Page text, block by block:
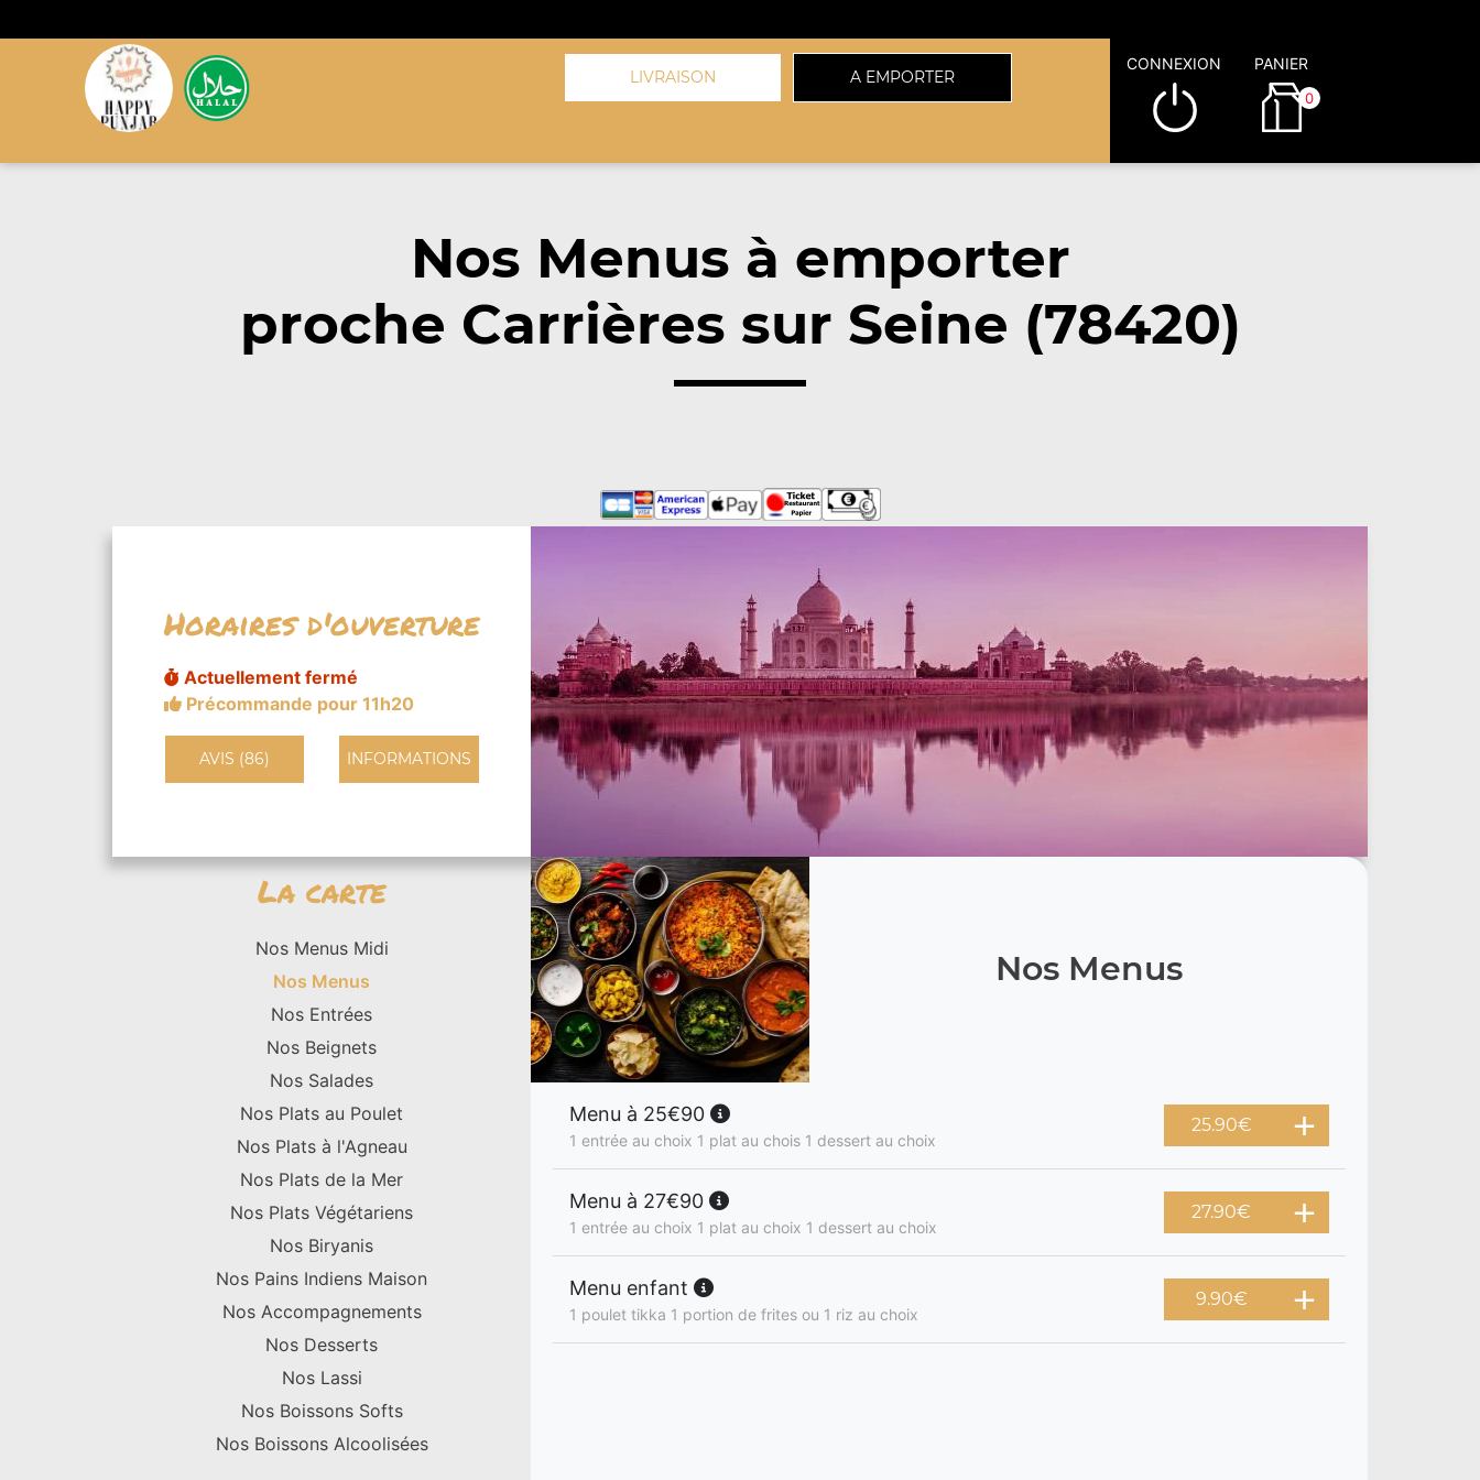
LIVRAISON A EMPORTER
CONNEXION PANIER
0
Nos Menus à emporter
proche Carrières sur Seine (78420)
Horaires d'ouverture
Actuellement fermé
Précommande pour 11h20
AVIS (86) INFORMATIONS
La carte
Nos Menus Midi
Nos Menus
Nos Entrées
Nos Beignets
Nos Salades
Nos Plats au Poulet
Nos Plats à l'Agneau
Nos Plats de la Mer
Nos Plats Végétariens
Nos Biryanis
Nos Pains Indiens Maison
Nos Accompagnements
Nos Desserts
Nos Lassi
Nos Boissons Softs
Nos Boissons Alcoolisées
Nos Menus
Menu à 25€90
1 entrée au choix 1 plat au chois 1 dessert au choix
25.90€
Menu à 27€90
1 entrée au choix 1 plat au choix 1 dessert au choix
27.90€
Menu enfant
1 poulet tikka 1 portion de frites ou 1 riz au choix
9.90€